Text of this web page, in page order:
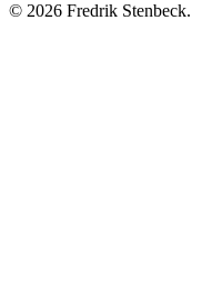
© 2026 Fredrik Stenbeck.